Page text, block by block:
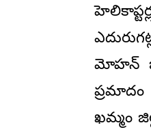
మోహన్
ప్రమాదం
ఖమ్మం